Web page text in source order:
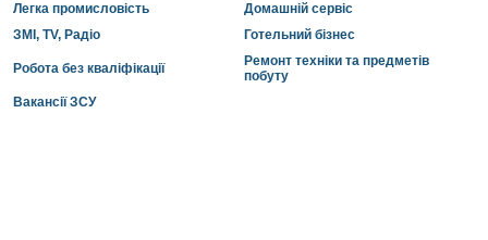
Легка промисловість
Домашній сервіс
ЗМІ, TV, Радіо
Готельний бізнес
Робота без кваліфікації
Ремонт техніки та предметів
побуту
Вакансії ЗСУ